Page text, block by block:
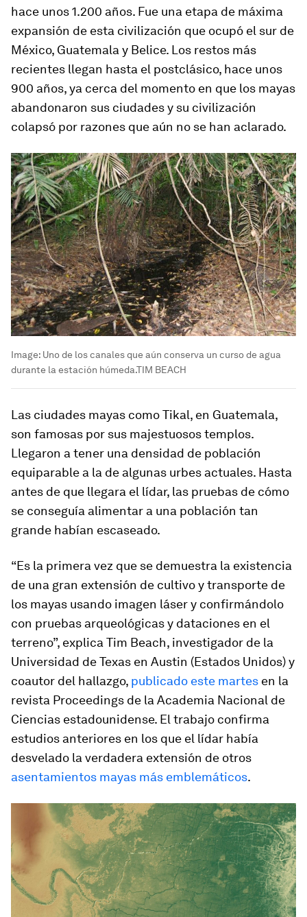
hace unos 1.200 años. Fue una etapa de máxima
expansión de esta civilización que ocupó el sur de
México, Guatemala y Belice. Los restos más
recientes llegan hasta el postclásico, hace unos
900 años, ya cerca del momento en que los mayas
abandonaron sus ciudades y su civilización
colapsó por razones que aún no se han aclarado.
Image: Uno de los canales que aún conserva un curso de agua
durante la estación húmeda.TIM BEACH
Las ciudades mayas como Tikal, en Guatemala,
son famosas por sus majestuosos templos.
Llegaron a tener una densidad de población
equiparable a la de algunas urbes actuales. Hasta
antes de que llegara el lídar, las pruebas de cómo
se conseguía alimentar a una población tan
grande habían escaseado.
“Es la primera vez que se demuestra la existencia
de una gran extensión de cultivo y transporte de
los mayas usando imagen láser y confirmándolo
con pruebas arqueológicas y dataciones en el
terreno”, explica Tim Beach, investigador de la
Universidad de Texas en Austin (Estados Unidos) y
coautor del hallazgo, publicado este martes en la
revista Proceedings de la Academia Nacional de
Ciencias estadounidense. El trabajo confirma
estudios anteriores en los que el lídar había
desvelado la verdadera extensión de otros
asentamientos mayas más emblemáticos.